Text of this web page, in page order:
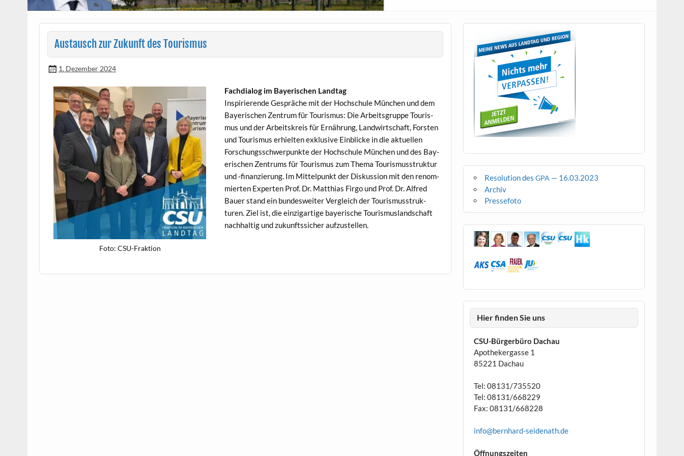
Austausch zur Zukunft des Tourismus
1. Dezember 2024
Foto: CSU-Frak­tion
Fach­di­a­log im Bay­erischen Landtag
Inspiri­erende Gespräche mit der Hochschule München und dem
Bay­erischen Zen­trum für Touris­mus: Die Arbeits­gruppe Touris­
mus und der Arbeit­skreis für Ernährung, Land­wirtschaft, Forsten
und Touris­mus erhiel­ten exk­lu­sive Ein­blicke in die aktuellen
Forschungss­chw­er­punk­te der Hochschule München und des Bay­
erischen Zen­trums für Touris­mus zum The­ma Touris­musstruk­tur
und ‑finanzierung. Im Mit­telpunkt der Diskus­sion mit den renom­
mierten Experten Prof. Dr. Matthias Fir­go und Prof. Dr. Alfred
Bauer stand ein bun­desweit­er Ver­gle­ich der Touris­musstruk­
turen. Ziel ist, die einzi­gar­tige bay­erische Touris­mus­land­schaft
nach­haltig und zukun­ftssich­er aufzustellen.
Resolution desGPA — 16.03.2023
Archiv
Pressefoto
Hier finden Sie uns
CSU-Bürgerbüro Dachau
Apothekergasse 1
85221 Dachau
Tel: 08131/735520
Tel: 08131/668229
Fax: 08131/668228
info@bernhard-seidenath.de
Öffnungszeiten